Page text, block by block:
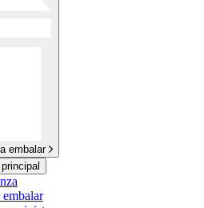
embalar
embalar